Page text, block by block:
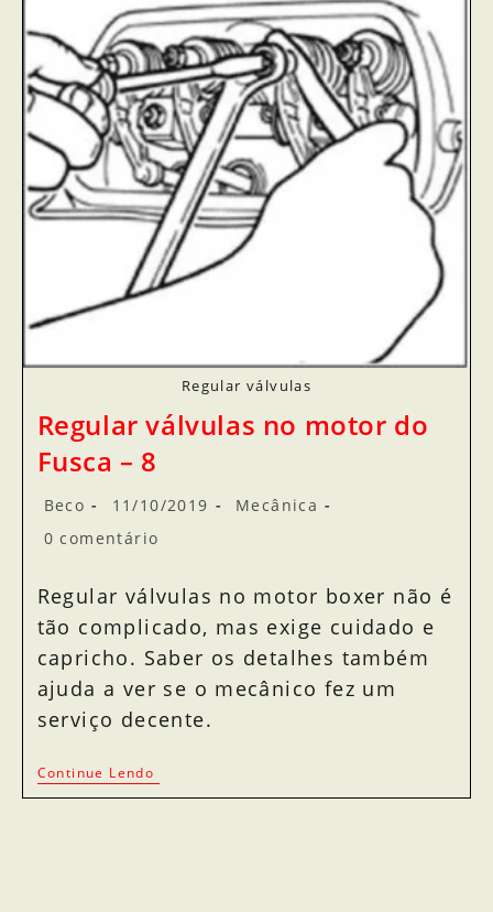
Regular válvulas
Regular válvulas no motor do
Fusca – 8
Beco 11/10/2019
Mecânica
0 comentário
Regular válvulas no motor boxer não é
tão complicado, mas exige cuidado e
capricho. Saber os detalhes também
ajuda a ver se o mecânico fez um
serviço decente.
Continue Lendo